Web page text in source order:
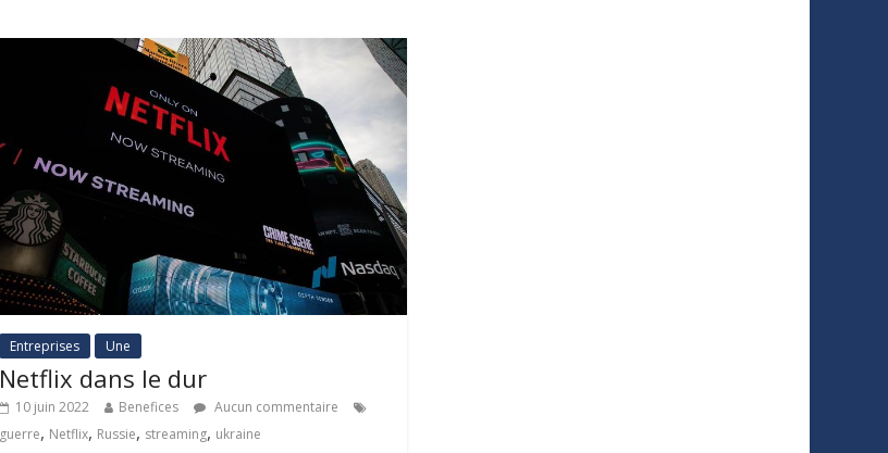
Entreprises Une
Netflix dans le dur
10 juin 2022 Benefices
Aucun commentaire
guerre, Netflix, Russie, streaming, ukraine